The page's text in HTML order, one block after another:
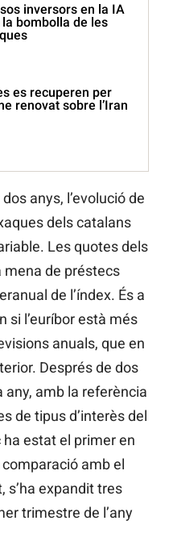
inversors en la IA
bombolla de les
es recuperen per
renovat sobre l’Iran
anys, l’evolució de
dels catalans
Les quotes dels
de préstecs
de l’índex. És a
si l’euríbor està més
anuals, que en
Després de dos
any, amb la referència
de tipus d’interès del
ha estat el primer en
amb el
s’ha expandit tres
trimestre de l’any